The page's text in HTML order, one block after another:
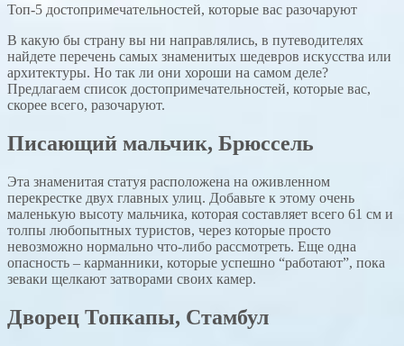
Топ-5 достопримечательностей, которые вас разочаруют
В какую бы страну вы ни направлялись, в путеводителях
найдете перечень самых знаменитых шедевров искусства или
архитектуры. Но так ли они хороши на самом деле?
Предлагаем список достопримечательностей, которые вас,
скорее всего, разочаруют.
Писающий мальчик, Брюссель
Эта знаменитая статуя расположена на оживленном
перекрестке двух главных улиц. Добавьте к этому очень
маленькую высоту мальчика, которая составляет всего 61 см и
толпы любопытных туристов, через которые просто
невозможно нормально что-либо рассмотреть. Еще одна
опасность – карманники, которые успешно “работают”, пока
зеваки щелкают затворами своих камер.
Дворец Топкапы, Стамбул